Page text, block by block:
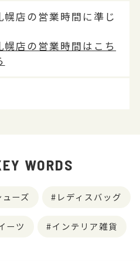
幌店の営業時間に準じ
幌店の営業時間はこち
WORDS
ーズ レディスバッグ
ーツ インテリア雑貨